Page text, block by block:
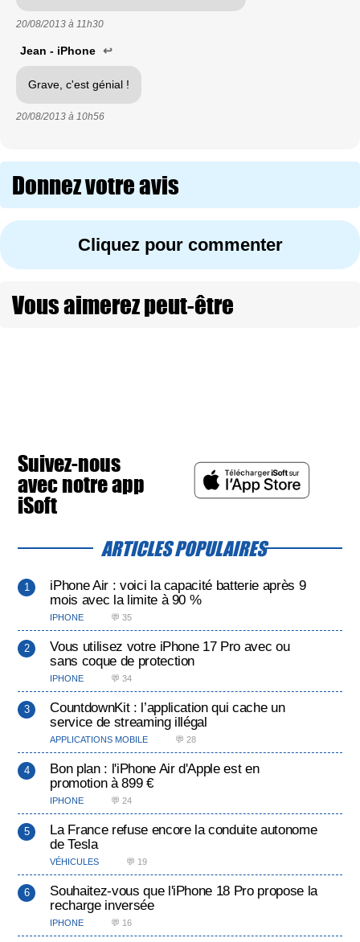
20/08/2013 à 11h30
Jean - iPhone ↩
Grave, c'est génial !
20/08/2013 à 10h56
Donnez votre avis
Cliquez pour commenter
Vous aimerez peut-être
Suivez-nous
avec notre app
iSoft
ARTICLES POPULAIRES
iPhone Air : voici la capacité batterie après 9
mois avec la limite à 90 %
IPHONE 💬 35
Vous utilisez votre iPhone 17 Pro avec ou
sans coque de protection
IPHONE 💬 34
CountdownKit : l’application qui cache un
service de streaming illégal
APPLICATIONS MOBILE 💬 28
Bon plan : l'iPhone Air d'Apple est en
promotion à 899 €
IPHONE 💬 24
La France refuse encore la conduite autonome
de Tesla
VÉHICULES 💬 19
Souhaitez-vous que l'iPhone 18 Pro propose la
recharge inversée
IPHONE 💬 16